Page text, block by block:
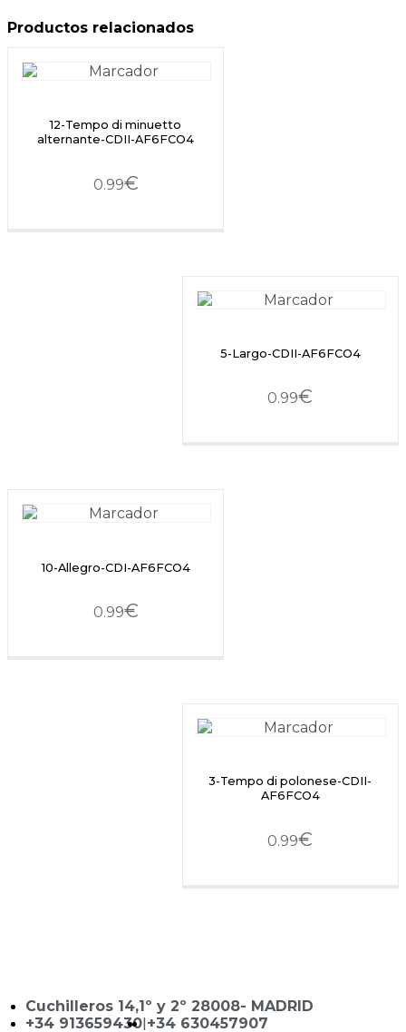
Productos relacionados
12-Tempo di minuetto
alternante-CDII-AF6FCO4
0.99€
5-Largo-CDII-AF6FCO4
0.99€
10-Allegro-CDI-AF6FCO4
0.99€
3-Tempo di polonese-CDII-
AF6FCO4
0.99€
Cuchilleros 14,1º y 2º 28008- MADRID
+34 913659430|+34 630457907